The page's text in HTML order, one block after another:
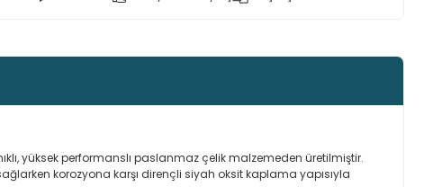
yüksek performanslı paslanmaz çelik malzemeden üretilmiştir.
korozyona karşı dirençli siyah oksit kaplama yapısıyla